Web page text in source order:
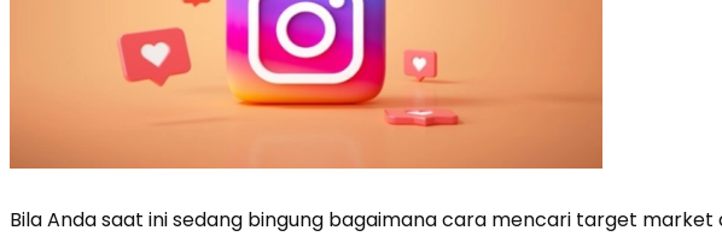
Bila Anda saat ini sedang bingung bagaimana cara mencari target market